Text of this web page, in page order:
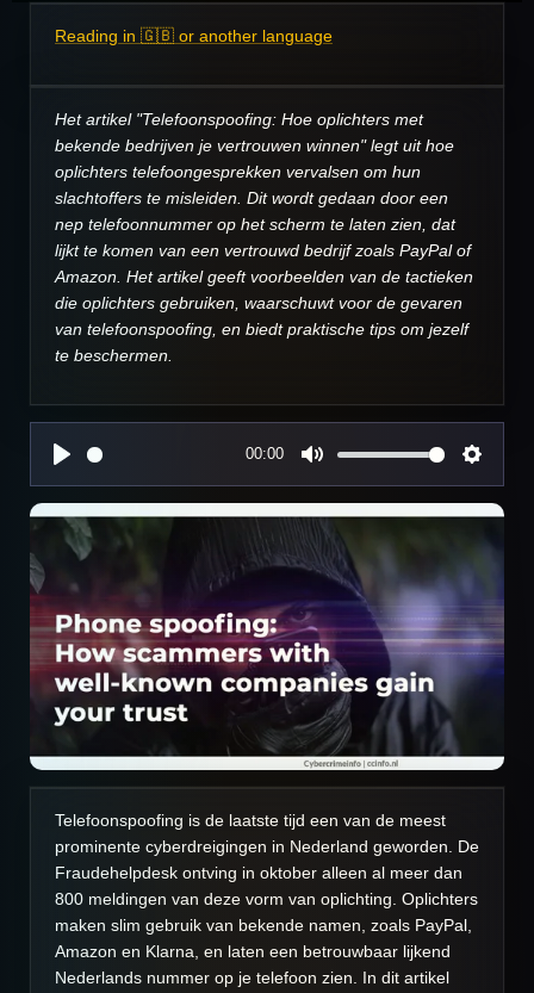
Reading in 🇬🇧 or another language
Het artikel "Telefoonspoofing: Hoe oplichters met
bekende bedrijven je vertrouwen winnen" legt uit hoe
oplichters telefoongesprekken vervalsen om hun
slachtoffers te misleiden. Dit wordt gedaan door een
nep telefoonnummer op het scherm te laten zien, dat
lijkt te komen van een vertrouwd bedrijf zoals PayPal of
Amazon. Het artikel geeft voorbeelden van de tactieken
die oplichters gebruiken, waarschuwt voor de gevaren
van telefoonspoofing, en biedt praktische tips om jezelf
te beschermen.
l
a
00:00
u
t
e
e
n
g
s
Telefoonspoofing is de laatste tijd een van de meest
prominente cyberdreigingen in Nederland geworden. De
Fraudehelpdesk ontving in oktober alleen al meer dan
800 meldingen van deze vorm van oplichting. Oplichters
maken slim gebruik van bekende namen, zoals PayPal,
Amazon en Klarna, en laten een betrouwbaar lijkend
Nederlands nummer op je telefoon zien. In dit artikel